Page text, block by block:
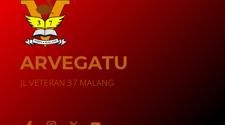
ARVEGATU
JL VETERAN 37 MALANG